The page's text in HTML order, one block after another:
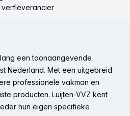
verfleverancier
een toonaangevende
Nederland. Met een uitgebreid
professionele vakman en
producten. Luijten-VVZ kent
hun eigen specifieke